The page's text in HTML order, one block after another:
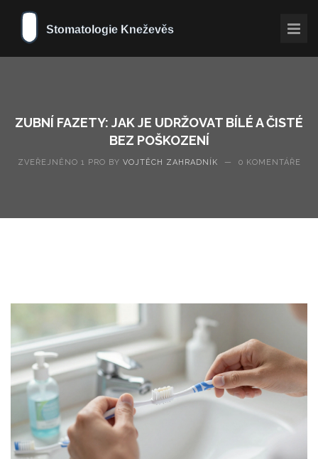
ZUBNÍ FAZETY: JAK JE UDRŽOVAT BÍLÉ A ČISTÉ
BEZ POŠKOZENÍ
ZVEŘEJNĚNO 1 PRO BY VOJTĚCH ZAHRADNÍK — 0 KOMENTÁŘE